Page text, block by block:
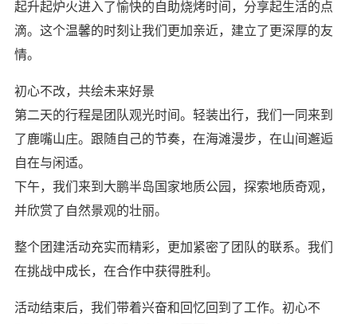
起升起炉火进入了愉快的自助烧烤时间，分享起生活的点
滴。这个温馨的时刻让我们更加亲近，建立了更深厚的友
情。
初心不改，共绘未来好景
第二天的行程是团队观光时间。轻装出行，我们一同来到
了鹿嘴山庄。跟随自己的节奏，在海滩漫步，在山间邂逅
自在与闲适。
下午，我们来到大鹏半岛国家地质公园，探索地质奇观，
并欣赏了自然景观的壮丽。
整个团建活动充实而精彩，更加紧密了团队的联系。我们
在挑战中成长，在合作中获得胜利。
活动结束后，我们带着兴奋和回忆回到了工作。初心不